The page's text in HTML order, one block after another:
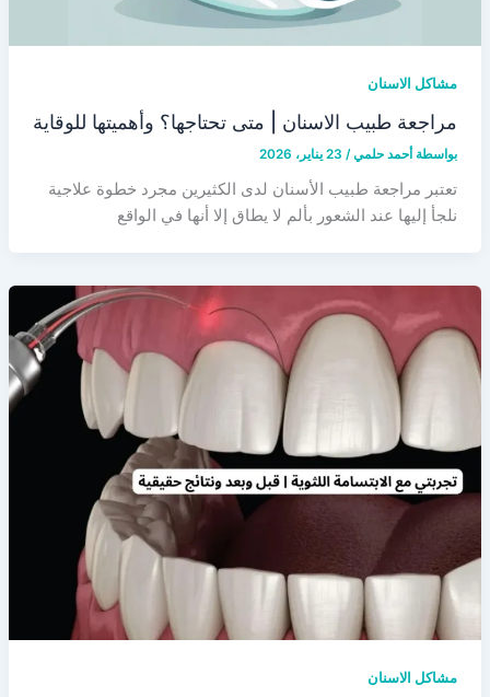
مشاكل الاسنان
مراجعة طبيب الاسنان | متى تحتاجها؟ وأهميتها للوقاية
بواسطة أحمد حلمي/ 23 يناير، 2026
تعتبر مراجعة طبيب الأسنان لدى الكثيرين مجرد خطوة علاجية
نلجأ إليها عند الشعور بألم لا يطاق إلا أنها في الواقع
مشاكل الاسنان